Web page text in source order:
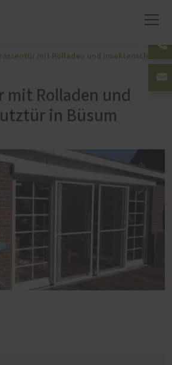
mit Rolladen und
mit Rolladen und
in Büsum